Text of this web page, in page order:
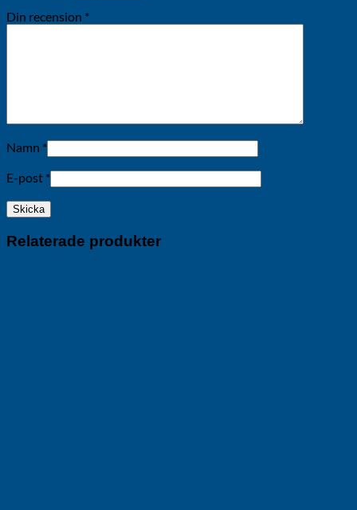
Din recension *
Namn *
E-post *
Relaterade produkter